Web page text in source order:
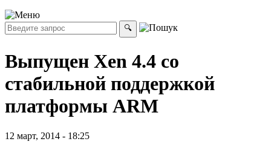
Выпущен Xen 4.4 со
стабильной поддержкой
платформы ARM
12 март, 2014 - 18:25